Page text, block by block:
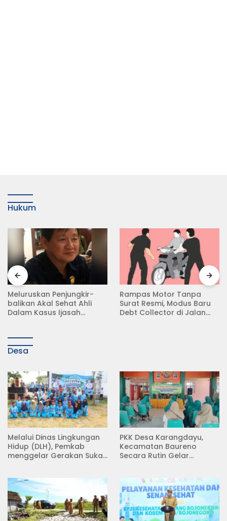
Hukum
Meluruskan Penjungkir-
balikan Akal Sehat Ahli
Dalam Kasus Ijasah
Rampas Motor Tanpa
Surat Resmi, Modus Baru
Debt Collector di Jalan
Desa
Melalui Dinas Lingkungan
Hidup (DLH), Pemkab
menggelar Gerakan Suka
PKK Desa Karangdayu,
Kecamatan Baureno
Secara Rutin Gelar